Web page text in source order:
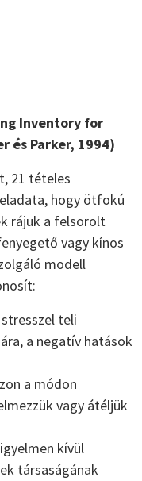
Inventory for
és Parker, 1994)
21 tételes
hogy ötfokú
rájuk a felsorolt
vagy kínos
modell
teli
a negatív hatások
a módon
vagy átéljük
kívül
társaságának